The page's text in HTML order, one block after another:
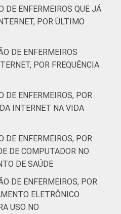
anos
21
anos
41 anos ou
em maio de 2015.
acesse
cetic-br-informa-
da-pesquisa-tic-
de saúde.
Dados coletados
e agosto de 2013.
DE ENFERMEIROS QUE JÁ
POR ÚLTIMO
DE ENFERMEIROS
POR FREQUÊNCIA
DE ENFERMEIROS, POR
INTERNET NA VIDA
DE ENFERMEIROS, POR
DE COMPUTADOR NO
DE SAÚDE
DE ENFERMEIROS, POR
ELETRÔNICO
USO NO